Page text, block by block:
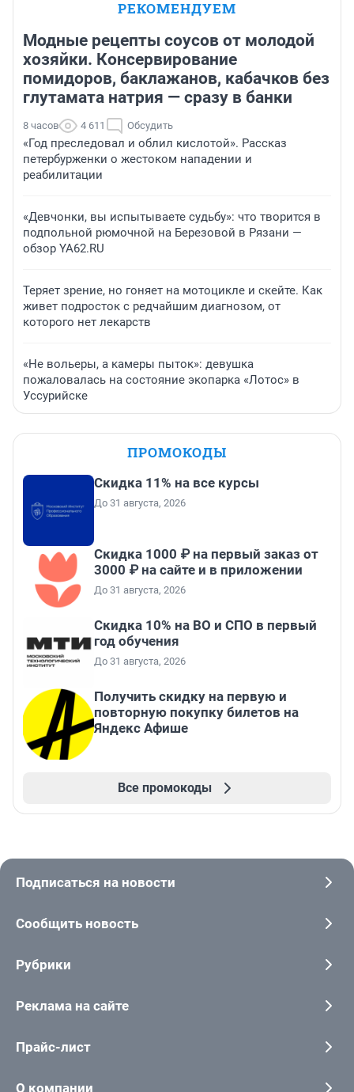
РЕКОМЕНДУЕМ
Модные рецепты соусов от молодой
хозяйки. Консервирование
помидоров, баклажанов, кабачков без
глутамата натрия — сразу в банки
8 часов 4 611 Обсудить
«Год преследовал и облил кислотой». Рассказ
петербурженки о жестоком нападении и
реабилитации
«Девчонки, вы испытываете судьбу»: что творится в
подпольной рюмочной на Березовой в Рязани —
обзор YA62.RU
Теряет зрение, но гоняет на мотоцикле и скейте. Как
живет подросток с редчайшим диагнозом, от
которого нет лекарств
«Не вольеры, а камеры пыток»: девушка
пожаловалась на состояние экопарка «Лотос» в
Уссурийске
ПРОМОКОДЫ
Скидка 11% на все курсы
До 31 августа, 2026
Скидка 1000 ₽ на первый заказ от
3000 ₽ на сайте и в приложении
До 31 августа, 2026
Скидка 10% на ВО и СПО в первый
год обучения
До 31 августа, 2026
Получить скидку на первую и
повторную покупку билетов на
Яндекс Афише
Все промокоды
Подписаться на новости
Сообщить новость
Рубрики
Реклама на сайте
Прайс-лист
О компании